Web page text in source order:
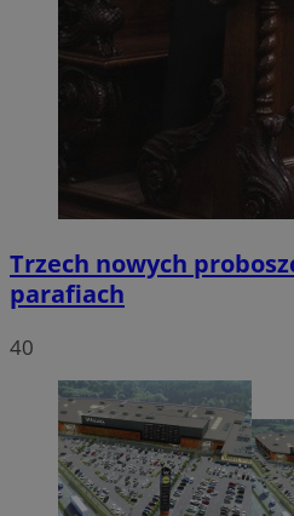
Trzech nowych
parafiach
40